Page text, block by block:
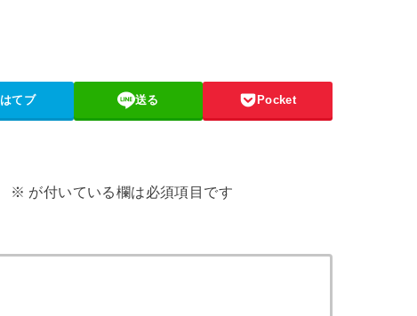
はてブ 送る Pocket
※ が付いている欄は必須項目です